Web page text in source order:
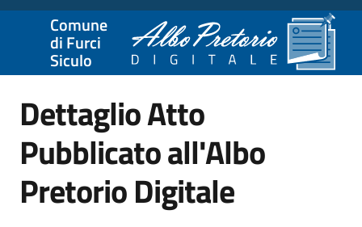
Comune
di Furci
Siculo
Dettaglio Atto
Pubblicato all'Albo
Pretorio Digitale